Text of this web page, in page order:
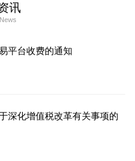
讯
平台收费的通知
深化增值税改革有关事项的